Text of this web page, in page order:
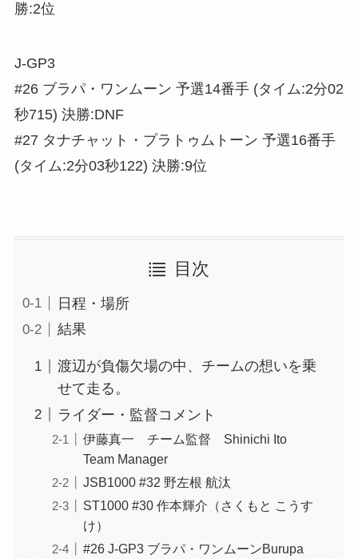
勝:2位
J-GP3
#26 ブラパ・ワンムーン 予選14番手 (タイム:2分02
秒715) 決勝:DNF
#27 タナチャット・プラトゥムトーン 予選16番手
(タイム:2分03秒122) 決勝:9位
目次
日程・場所
結果
渡辺が負傷欠場の中、チームの想いを乗
せて走る。
ライダー・監督コメント
伊藤真一 チーム監督 Shinichi Ito
Team Manager
JSB1000 #32 野左根 航汰
ST1000 #30 作本輝介（さくもと こうす
け）
#26 J-GP3 ブラパ・ワンムーンBurupa